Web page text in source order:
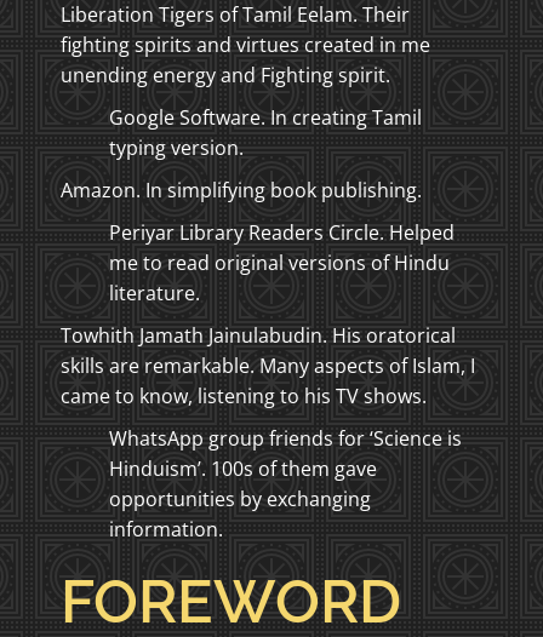
Liberation Tigers of Tamil Eelam. Their
fighting spirits and virtues created in me
unending energy and Fighting spirit.
Google Software. In creating Tamil
typing version.
Amazon. In simplifying book publishing.
Periyar Library Readers Circle. Helped
me to read original versions of Hindu
literature.
Towhith Jamath Jainulabudin. His oratorical
skills are remarkable. Many aspects of Islam, I
came to know, listening to his TV shows.
WhatsApp group friends for ‘Science is
Hinduism’. 100s of them gave
opportunities by exchanging
information.
FOREWORD